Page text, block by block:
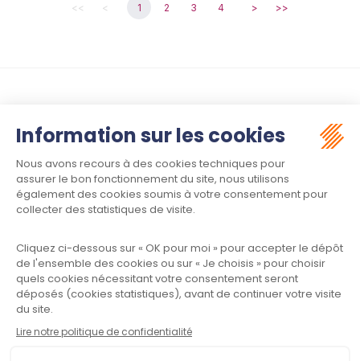
<< < 1 2 3 4 > >>
Suivez-nous :
Meet law - Siège social
34970 LATTES
Plan du site